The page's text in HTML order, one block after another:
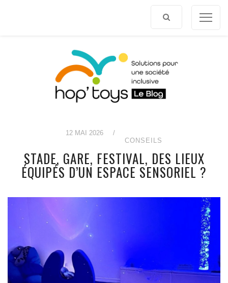
12 MAI 2026
/
CONSEILS
STADE, GARE, FESTIVAL, DES LIEUX
ÉQUIPÉS D’UN ESPACE SENSORIEL ?